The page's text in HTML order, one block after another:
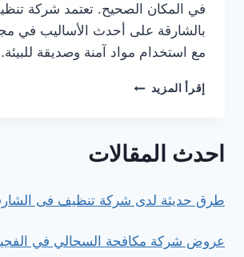
في المكان الصحيح. تعتمد شركة
بالشارقة على أحدث الأساليب في
مع استخدام مواد آمنة وصديقة
إقرأ المزيد شركة
الشارقة
احدث المقالات
طرق حديثة لدى شركة تنظيف فى
عروض شركة مكافحة السحالي في